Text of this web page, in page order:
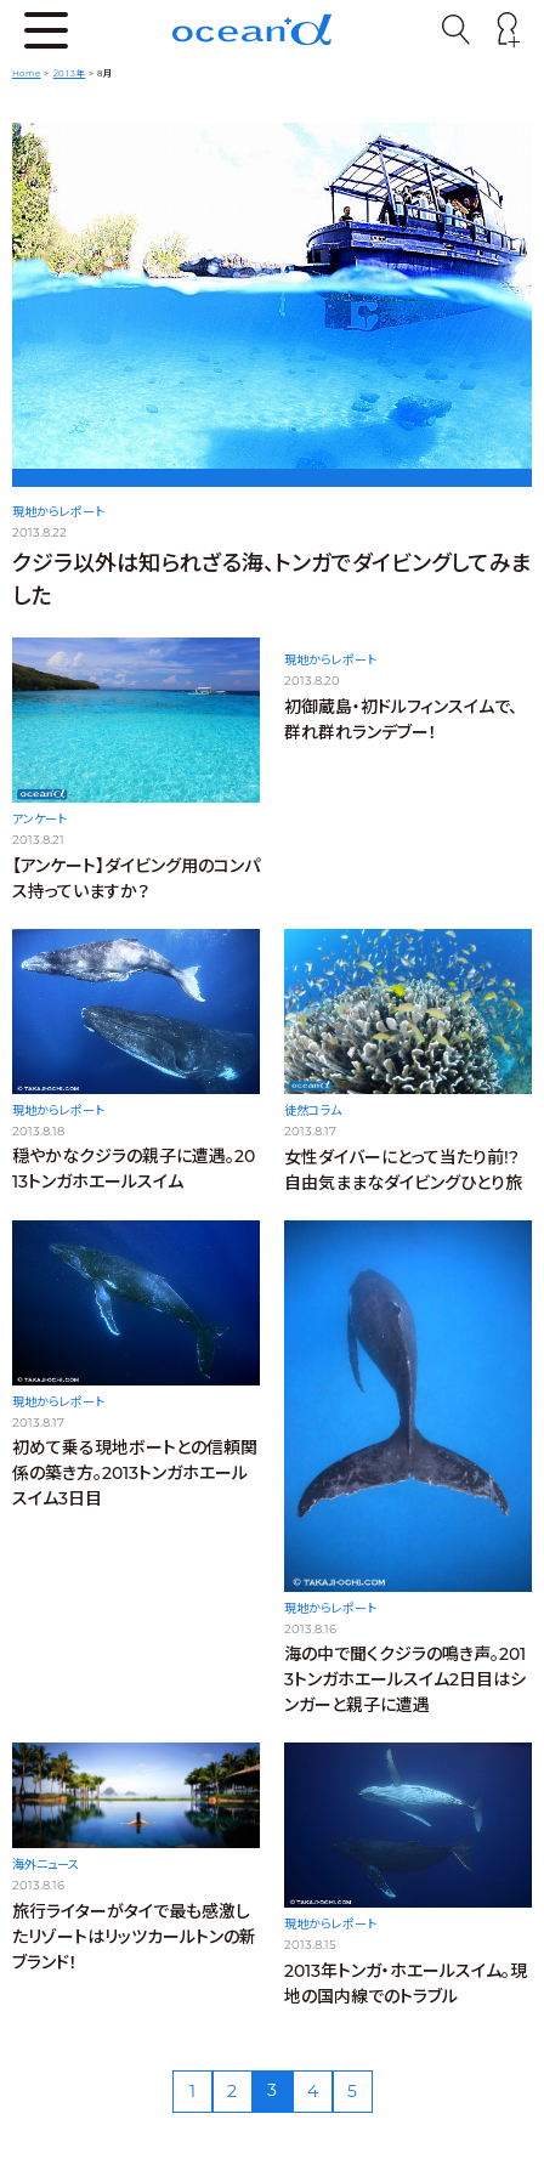
Home > 2013年 > 8月
現地からレポート
2013.8.22
クジラ以外は知られざる海、トンガでダイビングしてみま
した
アンケート
2013.8.21
【アンケート】ダイビング用のコンパ
ス持っていますか？
現地からレポート
2013.8.20
初御蔵島・初ドルフィンスイムで、
群れ群れランデブー！
現地からレポート
2013.8.18
穏やかなクジラの親子に遭遇。20
13トンガホエールスイム
徒然コラム
2013.8.17
女性ダイバーにとって当たり前!?
自由気ままなダイビングひとり旅
現地からレポート
2013.8.17
初めて乗る現地ボートとの信頼関
係の築き方。2013トンガホエール
スイム3日目
現地からレポート
2013.8.16
海の中で聞くクジラの鳴き声。201
3トンガホエールスイム2日目はシ
ンガーと親子に遭遇
海外ニュース
2013.8.16
旅行ライターがタイで最も感激し
たリゾートはリッツカールトンの新
ブランド！
現地からレポート
2013.8.15
2013年トンガ・ホエールスイム。現
地の国内線でのトラブル
1 2 3 4 5